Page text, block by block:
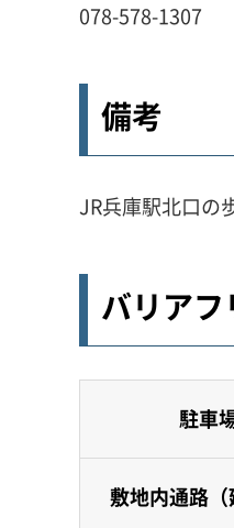
078-578-1307
備考
JR兵庫駅北口の
バリア
駐車
敷地内通路（